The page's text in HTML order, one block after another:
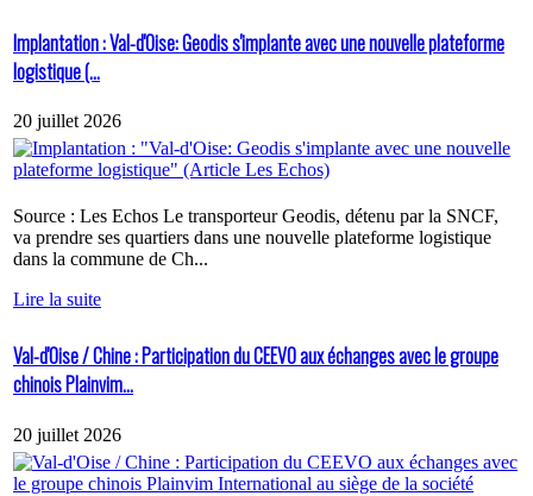
Implantation : Val-d'Oise: Geodis s'implante avec une nouvelle plateforme
logistique (...
20 juillet 2026
Source : Les Echos Le transporteur Geodis, détenu par la SNCF,
va prendre ses quartiers dans une nouvelle plateforme logistique
dans la commune de Ch...
Lire la suite
Val-d'Oise / Chine : Participation du CEEVO aux échanges avec le groupe
chinois Plainvim...
20 juillet 2026